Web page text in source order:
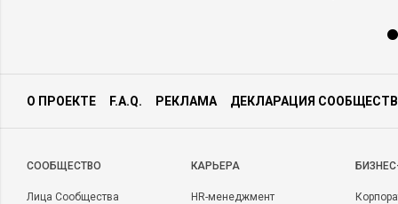
О ПРОЕКТЕ F.A.Q. РЕКЛАМА ДЕКЛАРАЦИЯ
CООБЩЕСТВО
Лица Сообщества
КАРЬЕРА
HR-менеджмент